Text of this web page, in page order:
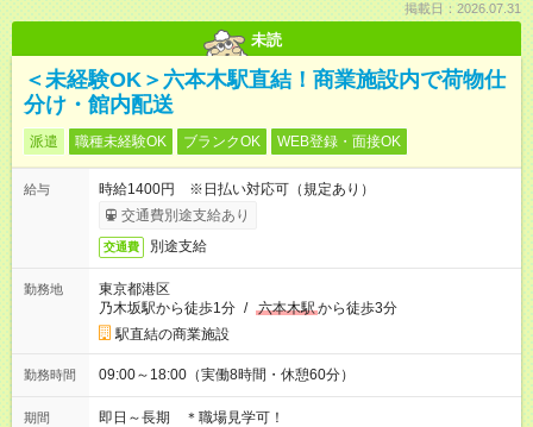
掲載日：2026.07.31
未読
＜未経験OK＞六本木駅直結！商業施設内で荷物仕
分け・館内配送
派遣 職種未経験OK ブランクOK WEB登録・面接OK
給与
時給1400円 ※日払い対応可（規定あり）
交通費別途支給あり
交通費 別途支給
勤務地
東京都港区
乃木坂駅から徒歩1分 / 六本木駅から徒歩3分
駅直結の商業施設
勤務時間 09:00～18:00（実働8時間・休憩60分）
期間 即日～長期 ＊職場見学可！